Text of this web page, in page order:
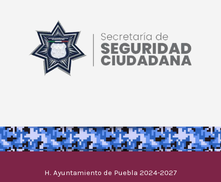
H. Ayuntamiento de Puebla 2024-2027